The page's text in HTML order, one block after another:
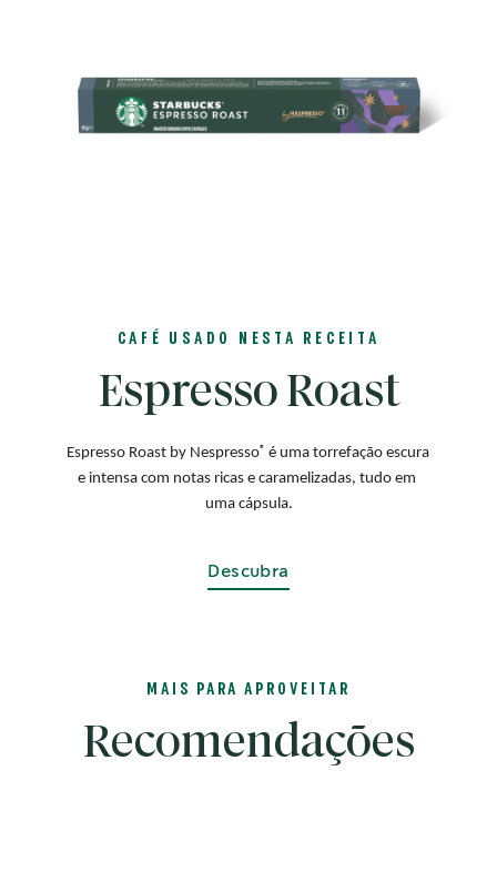
CAFÉ USADO NESTA RECEITA
Espresso Roast
Espresso Roast by Nespresso® é uma torrefação escura
e intensa com notas ricas e caramelizadas, tudo em
uma cápsula.
Descubra
MAIS PARA APROVEITAR
Recomendações